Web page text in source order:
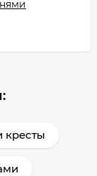
кресты